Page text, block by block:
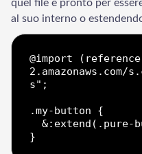
quel file è pronto per
al suo interno o
@import
s";
.my-button {
  &:extend(.pure-button all);